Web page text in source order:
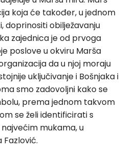
koja će također, u jednom
doprinositi obilježavanju
zajednica je od prvoga
poslove u okviru Marša
da u njoj moraju
uključivanje i Bošnjaka i
smo zadovoljni kako se
prema jednom takvom
se želi identificirati s
mukama, u
Fazlović.